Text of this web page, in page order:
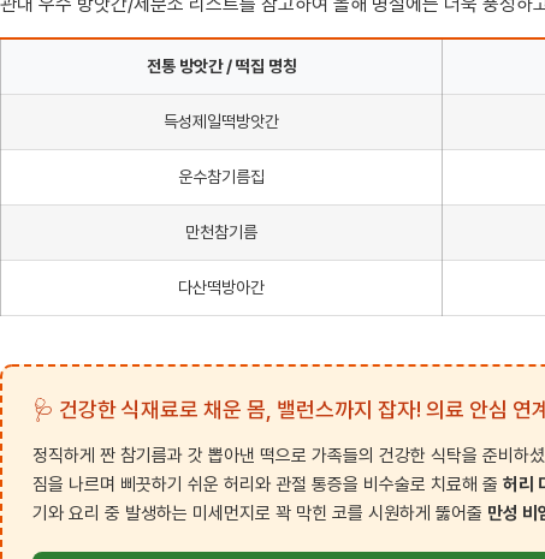
전통 방앗간 / 떡집 명칭
득성제일떡방앗간
운수참기름집
만천참기름
다산떡방아간
🩺 건강한 식재료로 채운 몸, 밸런스까지 잡자! 의료 안심 연
정직하게 짠 참기름과 갓 뽑아낸 떡으로 가족들의 건강한 식탁을 준비
짐을 나르며 삐끗하기 쉬운 허리와 관절 통증을 비수술로 치료해 줄 허리
기와 요리 중 발생하는 미세먼지로 꽉 막힌 코를 시원하게 뚫어줄 만성 비